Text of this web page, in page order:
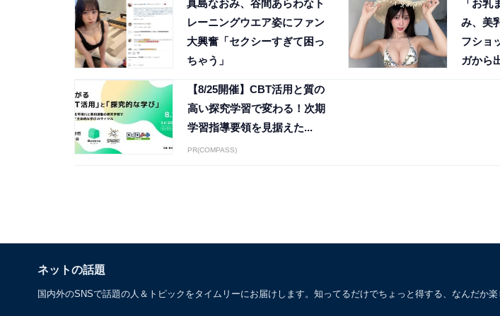
真島なおみ、谷間あらわなト
レーニングウエア姿にファン
大興奮「セクシーすぎて困っ
ちゃう」
「お乳
み、美
フショ
ガから
【8/25開催】CBT活用と質の
高い探究学習で変わる！次期
学習指導要領を見据えた...
PR(COMPASS)
ネットの話題
国内外のSNSで話題の人＆トピックをタイムリーにお届けします。知ってるだけでちょっと得する、なんだか